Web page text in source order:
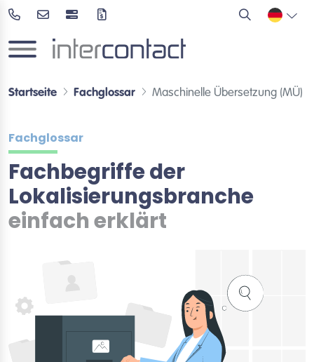
Startseite Fachglossar Maschinelle Übersetzung (MÜ)
Fachglossar
Fachbegriffe der
Lokalisierungsbranche
einfach erklärt